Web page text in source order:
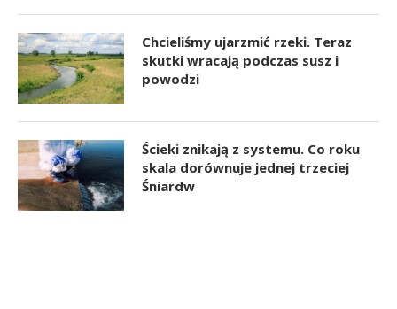
Chcieliśmy ujarzmić rzeki. Teraz
skutki wracają podczas susz i
powodzi
Ścieki znikają z systemu. Co roku
skala dorównuje jednej trzeciej
Śniardw